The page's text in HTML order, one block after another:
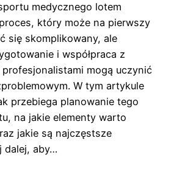
medycznego lotem
który może na pierwszy
się skomplikowany, ale
i współpraca z
mogą uczynić
W tym artykule
przebiega planowanie tego
na jakie elementy warto
jakie są najczęstsze
dalej, aby…